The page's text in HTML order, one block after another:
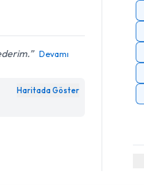
Devamı
Haritada Göster